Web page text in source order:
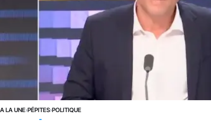
A LA UNE›PÉPITES›POLITIQUE
-